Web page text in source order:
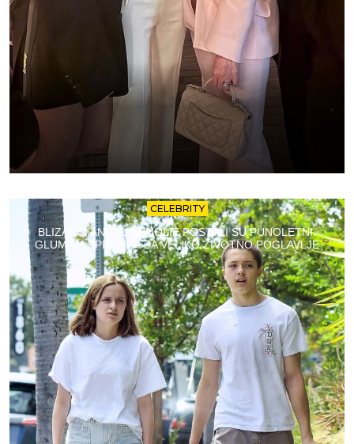
CELEBRITY
BLIZANCI ANGELINE JOLIE POSTALI SU PUNOLETNI:
GLUMICA SPREMNA ZA VELIKO ŽIVOTNO POGLAVLJE